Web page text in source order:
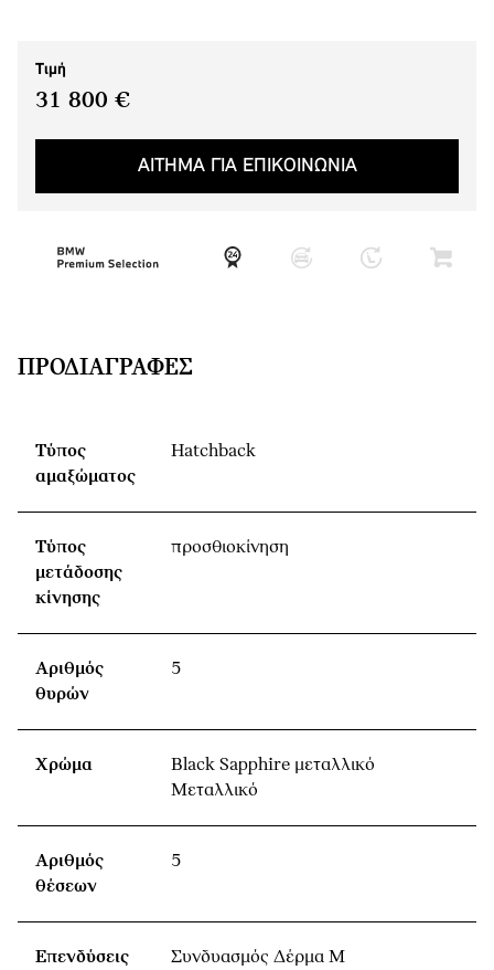
Τιμή
31 800 €
ΑΙΤΗΜΑ ΓΙΑ ΕΠΙΚΟΙΝΩΝΙΑ
ΠΡΟΔΙΑΓΡΑΦΈΣ
Τύπος
αμαξώματος
Hatchback
Τύπος
μετάδοσης
κίνησης
προσθιοκίνηση
Αριθμός
θυρών
5
Χρώμα
Black Sapphire μεταλλικό
Μεταλλικό
Αριθμός
θέσεων
5
Επενδύσεις
Συνδυασμός Δέρμα M